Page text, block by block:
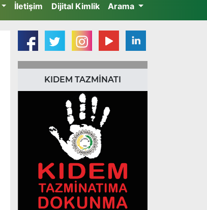
İletişim Dijital Kimlik Arama
KIDEM TAZMİNATI